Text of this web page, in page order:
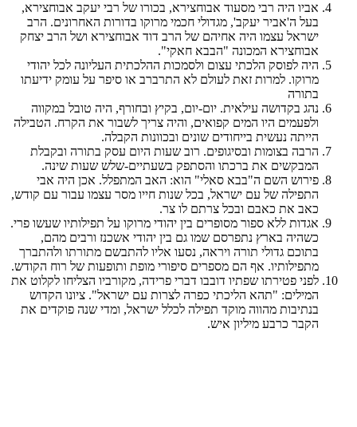
אביו היה רבי מסעוד אבוחצירא, בכורו של רבי יעקב אבוחצירא,
בעל ה'אביר יעקב', מגדולי חכמי מרוקו בדורות האחרונים. הרב
ישראל עצמו היה אחיהם של הרב דוד אבוחצירא ושל הרב יצחק
אבוחצירא המכונה "הבבא חאקי".
היה לפוסק הלכתי עצום ולסמכות ההלכתית העליונה לכל יהודי
מרוקו. למרות זאת לעולם לא התרברב או סיפר על עומק ידיעתו
בתורה
נהג בקדושה עילאית. יום-יום, בקיץ ובחורף, היה טובל במקווה
ולפעמים היו המים קפואים, והיה צריך לשבור את הקרח. הטבילה
הייתה נעשית בייחודים שונים ובכוונות הקבלה.
הרבה בצומות ובסיגופים. רוב שעות היום עסק בתורה ובקבלת
המבקשים את ברכתו והסתפק בשעתיים-שלש שעות שינה.
פירוש השם ה"בבא סאלי" הוא: האב המתפלל. אכן היה אבי
התפילה של עם ישראל, בכל שנות חייו מסר עצמו עבור עם קודש,
כאב את כאבם ובכל צרתם לו צר.
אגדות ללא ספור מסופרים בין יהודי מרוקו על תפילותיו שעשו פרי.
כשהיה בארץ נתפרסם שמו גם בין יהודי אשכנז ורבים מהם,
בתוכם גדולי תורה ויראה, נסעו אליו להתבשם מתורתו ולהתברך
מתפילותיו. אף הם מספרים סיפורי מופת ותופעות של רוח הקודש.
לפני פטירתו שפתיו דובבו דברי פרידה, מקורביו הצליחו לקלוט את
המילים: "תהא הליכתי כפרה לצרות עם ישראל". ציונו הקדוש
בנתיבות מהווה מוקד תפילה לכלל ישראל, ומדי שנה פוקדים את
הקבר כרבע מיליון איש.